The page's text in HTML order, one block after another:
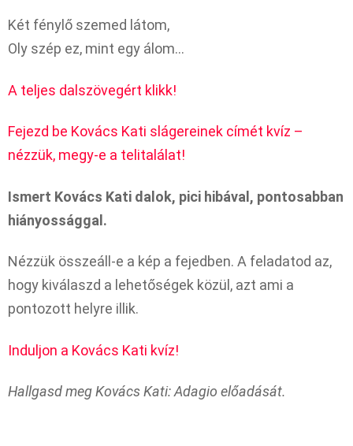
Két fénylő szemed látom,
Oly szép ez, mint egy álom…
A teljes dalszövegért klikk!
Fejezd be Kovács Kati slágereinek címét kvíz –
nézzük, megy-e a telitalálat!
Ismert Kovács Kati dalok, pici hibával, pontosabban
hiányossággal.
Nézzük összeáll-e a kép a fejedben. A feladatod az,
hogy kiválaszd a lehetőségek közül, azt ami a
pontozott helyre illik.
Induljon a Kovács Kati kvíz!
Hallgasd meg Kovács Kati: Adagio előadását.